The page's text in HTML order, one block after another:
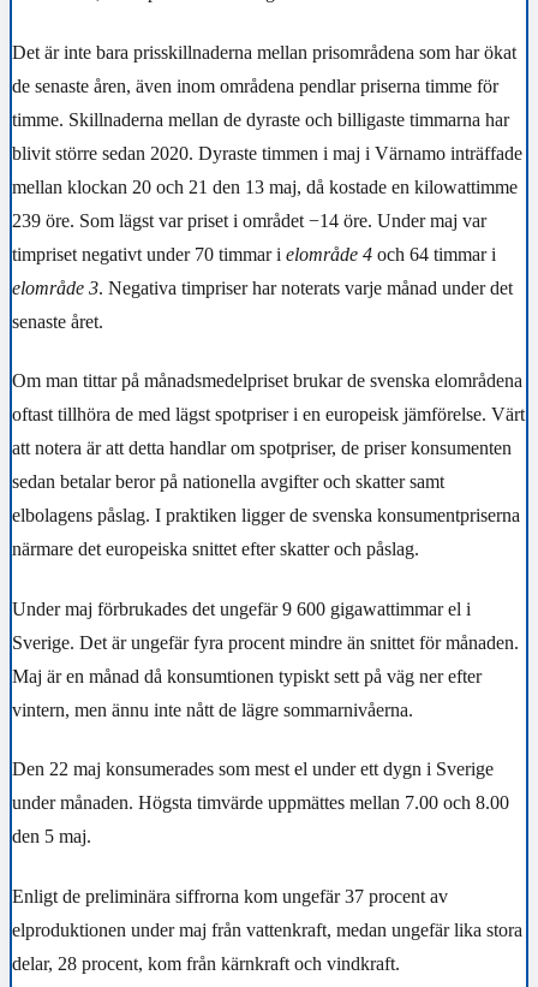
Det är inte bara prisskillnaderna mellan prisområdena som har ökat
de senaste åren, även inom områdena pendlar priserna timme för
timme. Skillnaderna mellan de dyraste och billigaste timmarna har
blivit större sedan 2020. Dyraste timmen i maj i Värnamo inträffade
mellan klockan 20 och 21 den 13 maj, då kostade en kilowattimme
239 öre. Som lägst var priset i området −14 öre. Under maj var
timpriset negativt under 70 timmar i elområde 4 och 64 timmar i
elområde 3. Negativa timpriser har noterats varje månad under det
senaste året.
Om man tittar på månadsmedelpriset brukar de svenska elområdena
oftast tillhöra de med lägst spotpriser i en europeisk jämförelse. Värt
att notera är att detta handlar om spotpriser, de priser konsumenten
sedan betalar beror på nationella avgifter och skatter samt
elbolagens påslag. I praktiken ligger de svenska konsumentpriserna
närmare det europeiska snittet efter skatter och påslag.
Under maj förbrukades det ungefär 9 600 gigawattimmar el i
Sverige. Det är ungefärfyra procent mindre än snittet för månaden.
Maj är en månad då konsumtionen typiskt sett på väg ner efter
vintern, men ännu inte nått de lägre sommarnivåerna.
Den 22 maj konsumerades som mest el under ett dygn i Sverige
under månaden. Högsta timvärde uppmättes mellan 7.00 och 8.00
den 5 maj.
Enligt de preliminära siffrorna kom ungefär 37 procent av
elproduktionen under maj från vattenkraft, medan ungefär lika stora
delar, 28 procent, kom från kärnkraft och vindkraft.